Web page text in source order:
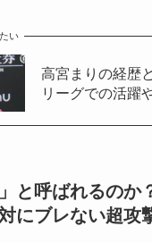
い
高宮まりの経歴
リーグでの活躍
と呼ばれるのか
にブレない超攻